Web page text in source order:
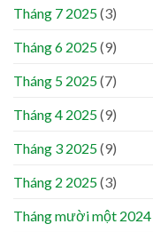
Tháng 7 2025(3)
Tháng 6 2025(9)
Tháng 5 2025(7)
Tháng 4 2025(9)
Tháng 3 2025(9)
Tháng 2 2025(3)
Tháng mười một 2024